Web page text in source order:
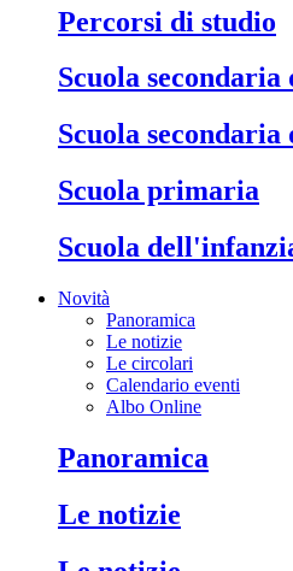
Percorsi di studio
Scuola
Scuola
Scuola primaria
Scuola
Novità
Panoramica
Le notizie
Le circolari
Calendario eventi
Albo Online
Panoramica
Le notizie